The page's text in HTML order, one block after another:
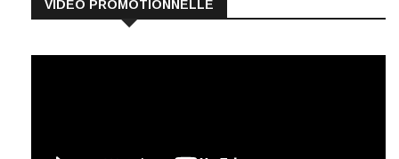
VIDÉO PROMOTIONNELLE